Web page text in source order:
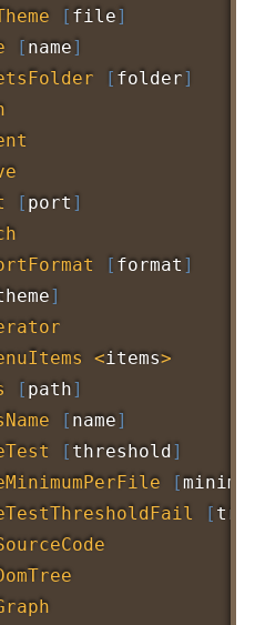
[ file]
[ name]
[ folder]
[ port ]
[ format ]
]
<items>
[ path]
[ name]
[ threshold ]
[
[